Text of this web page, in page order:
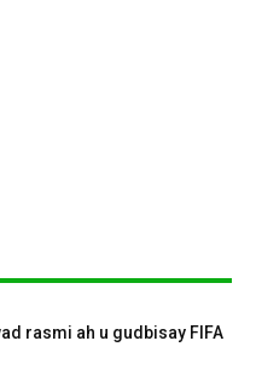
rasmi ah u gudbisay FIFA